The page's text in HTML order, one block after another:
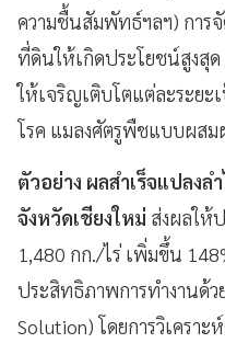
ความชื้นสัมพัทธ์ฯลฯ) การ
ที่ดินให้เกิดประโยชน์สูงสุ
ให้เจริญเติบโตแต่ละระยะ
โรค แมลงศัตรูพืชแบบผสม
ตัวอย่าง ผลสำเร็จแปลง
จังหวัดเชียงใหม่ ส่งผลให้
1,480 กก./ไร่ เพิ่มขึ้น
ประสิทธิภาพการทำงานด้ว
Solution) โดยการวิเครา